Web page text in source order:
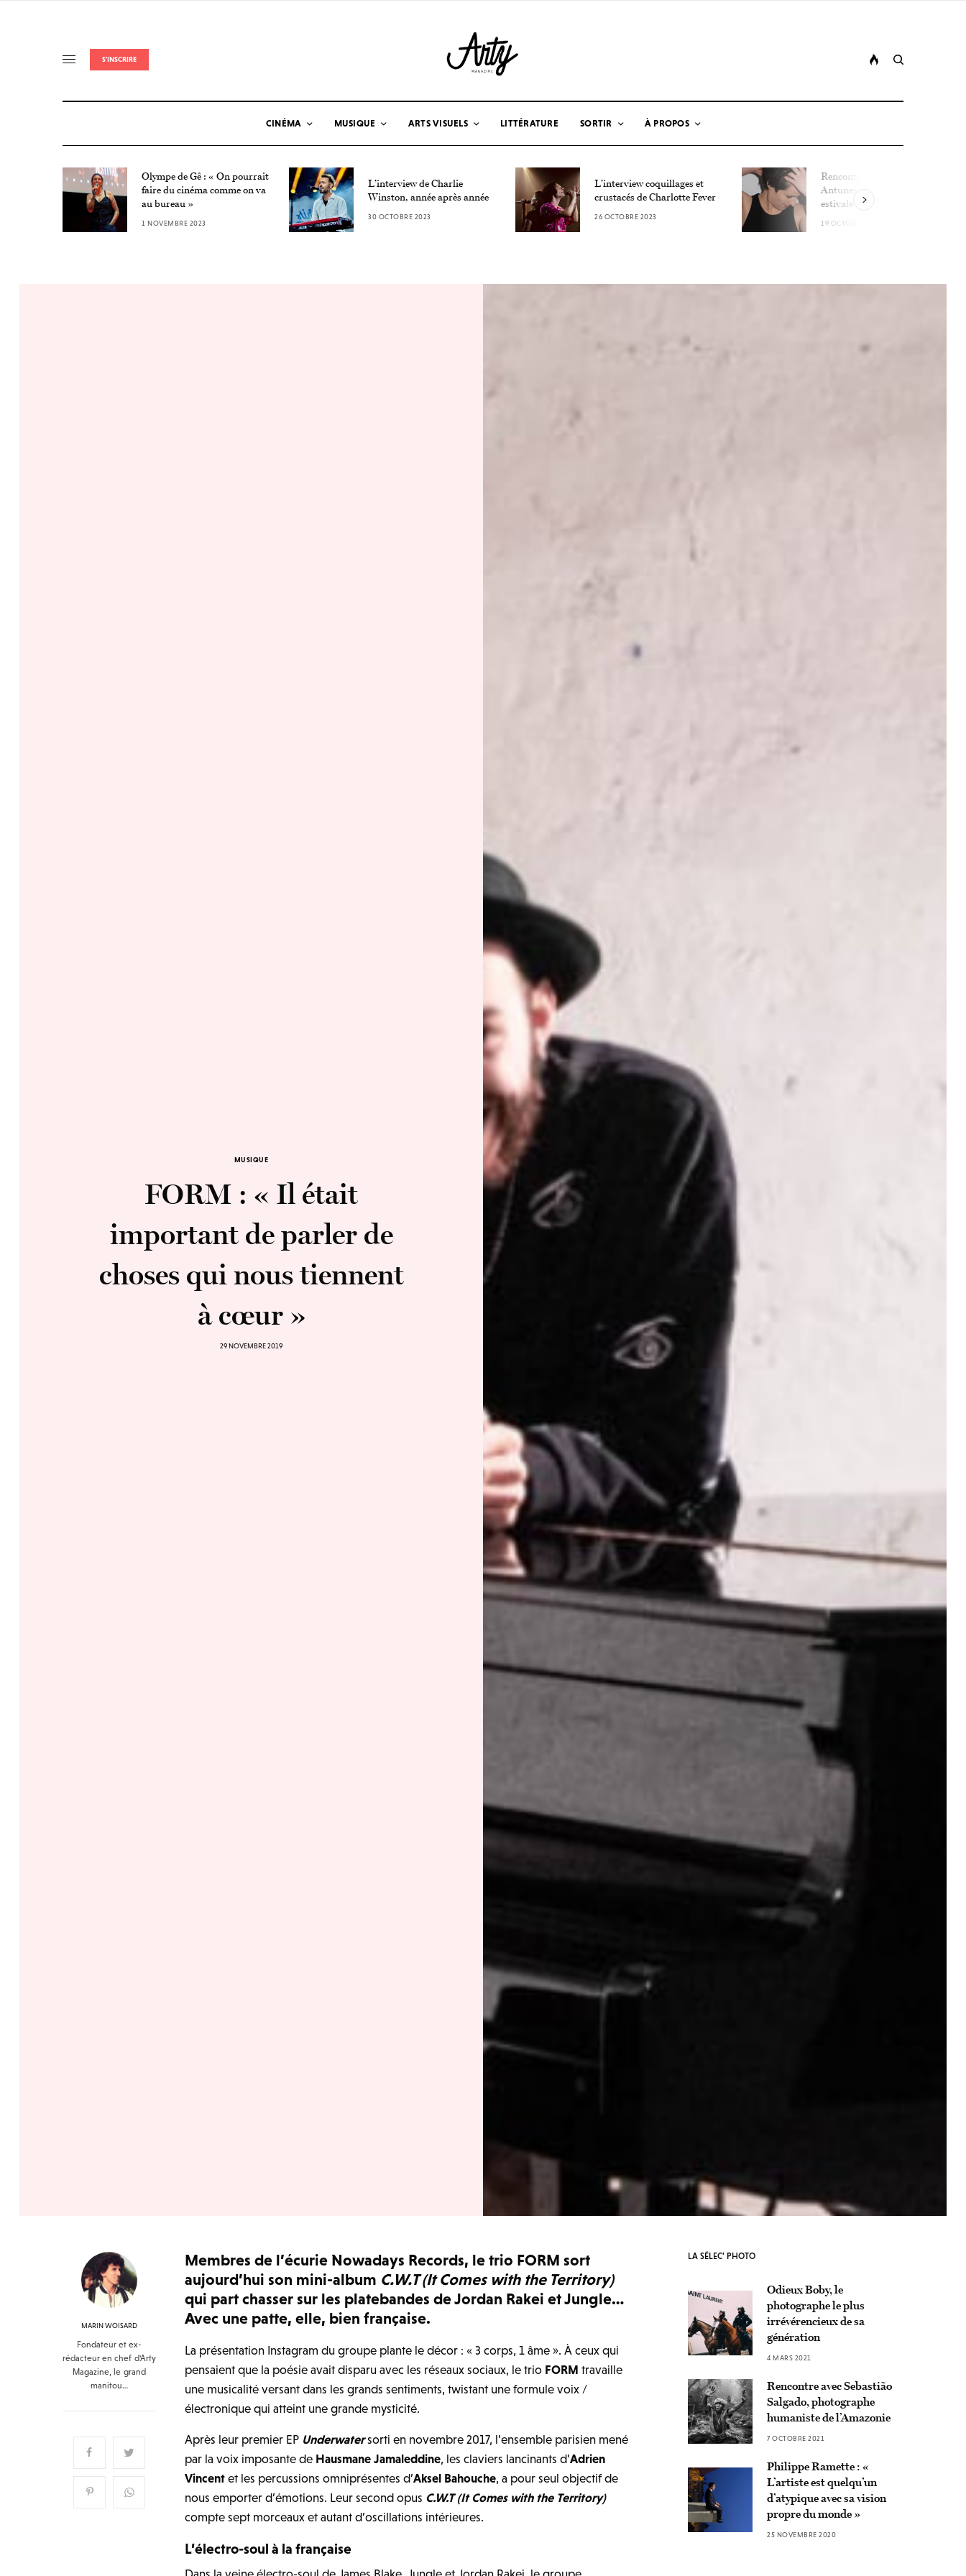
S'INSCRIRE
CINÉMA MUSIQUE ARTS VISUELS LITTÉRATURE SORTIR À PROPOS
Olympe de Gê : « On pourrait
faire du cinéma comme on va
au bureau »
1 NOVEMBRE 2023
L’interview de Charlie
Winston, année après année
30 OCTOBRE 2023
L’interview coquillages et
crustacés de Charlotte Fever
26 OCTOBRE 2023
Rencontre avec Lucie
Antunes, la détonation
estivale
19 OCTOBRE 2023
MUSIQUE
FORM : « Il était
important de parler de
choses qui nous tiennent
à cœur »
29 NOVEMBRE 2019
MARIN WOISARD
Fondateur et ex-
rédacteur en chef d'Arty
Magazine, le grand
manitou…
Membres de l’écurie Nowadays Records, le trio FORM sort
aujourd’hui son mini-album C.W.T (It Comes with the Territory)
qui part chasser sur les platebandes de Jordan Rakei et Jungle…
Avec une patte, elle, bien française.
La présentation Instagram du groupe plante le décor : « 3 corps, 1 âme ». À ceux qui
pensaient que la poésie avait disparu avec les réseaux sociaux, le trio FORM travaille
une musicalité versant dans les grands sentiments, twistant une formule voix /
électronique qui atteint une grande mysticité.
Après leur premier EP Underwatersorti en novembre 2017, l’ensemble parisien mené
par la voix imposante de Hausmane Jamaleddine, les claviers lancinants d’Adrien
Vincent et les percussions omniprésentes d’Aksel Bahouche, a pour seul objectif de
nous emporter d’émotions. Leur second opus C.W.T (It Comes with the Territory)
compte sept morceaux et autant d’oscillations intérieures.
L’électro-soul à la française
LA SÉLEC’ PHOTO
Odieux Boby, le
photographe le plus
irrévérencieux de sa
génération
4 MARS 2021
Rencontre avec Sebastião
Salgado, photographe
humaniste de l’Amazonie
7 OCTOBRE 2021
Philippe Ramette : «
L’artiste est quelqu’un
d’atypique avec sa vision
propre du monde »
25 NOVEMBRE 2020